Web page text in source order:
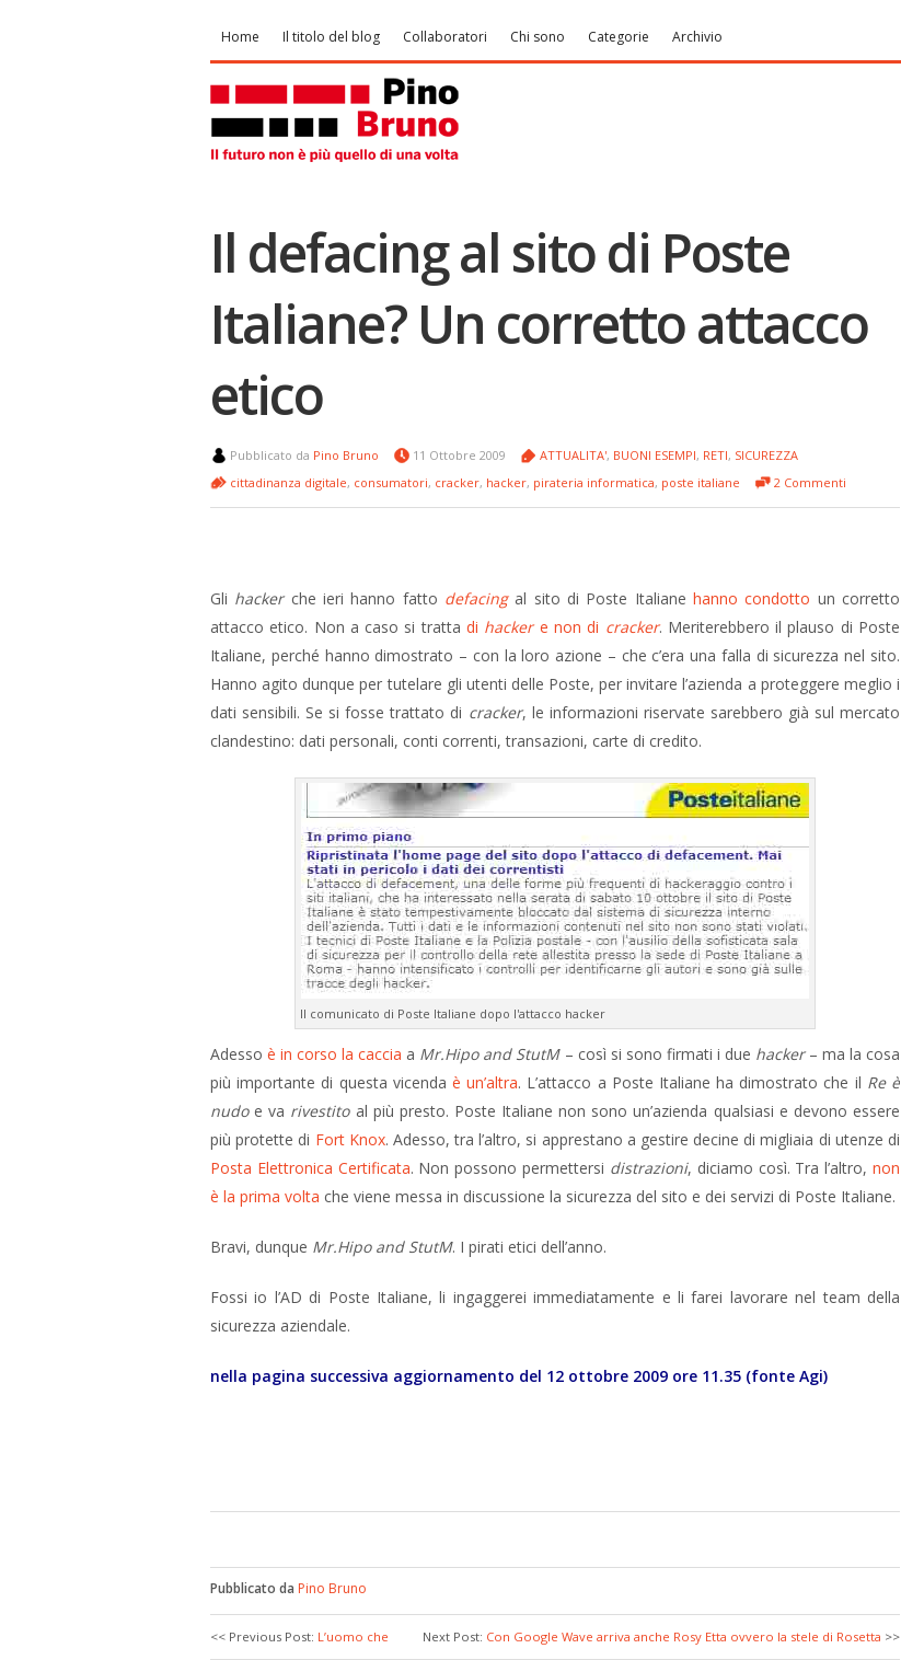
Home Il titolo del blog Collaboratori Chi sono Categorie Archivio
Il defacing al sito di Poste
Italiane? Un corretto attacco
etico
Pubblicato da Pino Bruno 11 Ottobre 2009 ATTUALITA', BUONI ESEMPI, RETI, SICUREZZA
cittadinanza digitale, consumatori, cracker, hacker, pirateria informatica, poste italiane 2 Commenti
Gli hackerche ieri hanno fatto defacing al sito di Poste Italianehanno condotto un corretto
attacco etico. Non a caso si trattadi hackere non di cracker. Meriterebbero il plauso di Poste
Italiane, perché hanno dimostrato – con la loro azione – che c’era una falla di sicurezza nel sito.
Hanno agito dunque per tutelare gli utenti delle Poste, per invitare l’azienda a proteggere meglio i
dati sensibili. Se si fosse trattato di cracker, le informazioni riservate sarebbero già sul mercato
clandestino: dati personali, conti correnti, transazioni, carte di credito.
Il comunicato di Poste Italiane dopo l'attacco hacker
Adesso è in corso la caccia a Mr.Hipo and StutM– così si sono firmati i due hacker– ma la cosa
più importante di questa vicenda è un’altra. L’attacco a Poste Italiane ha dimostrato che il Re è
nudoe va rivestitoal più presto. Poste Italiane non sono un’azienda qualsiasi e devono essere
più protette di Fort Knox. Adesso, tra l’altro, si apprestano a gestire decine di migliaia di utenze di
Posta Elettronica Certificata. Non possono permettersi distrazioni, diciamo così. Tra l’altro,non
è la prima volta che viene messa in discussione la sicurezza del sito e dei servizi di Poste Italiane.
Bravi, dunque Mr.Hipo and StutM. I pirati etici dell’anno.
Fossi io l’AD di Poste Italiane, li ingaggerei immediatamente e li farei lavorare nel team della
sicurezza aziendale.
nella pagina successiva aggiornamento del 12 ottobre 2009 ore 11.35 (fonte Agi)
Pubblicato da Pino Bruno
Next Post: Con Google Wave arriva anche Rosy Etta ovvero la stele di Rosetta >>
<< Previous Post: L’uomo che